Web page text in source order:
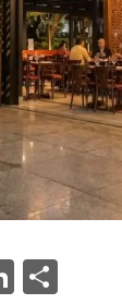
LinkedIn